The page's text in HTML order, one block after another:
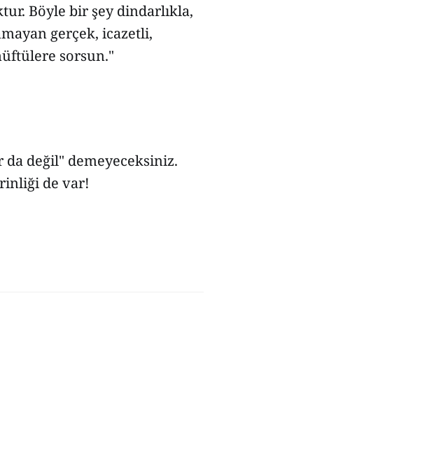
Böyle bir şey dindarlıkla,
gerçek, icazetli,
sorsun."
da değil" demeyeceksiniz.
de var!